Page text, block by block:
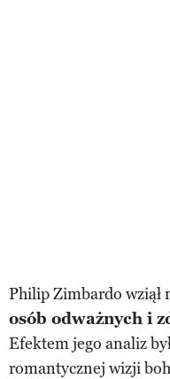
Philip Zimbardo wziął
osób odważnych i
Efektem jego analiz
romantycznej wizji